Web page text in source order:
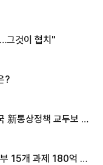
그것이 협치"
?
新통상정책 교두보 활
15개 과제 180억 지